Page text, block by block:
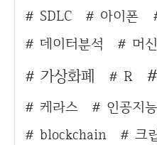
SDLC
아이폰
데이터분석
머
가상화폐 R
케라스 인공지능
blockchain
크